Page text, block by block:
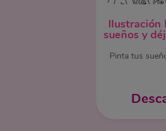
Ilustración
sueños y
Pinta tus